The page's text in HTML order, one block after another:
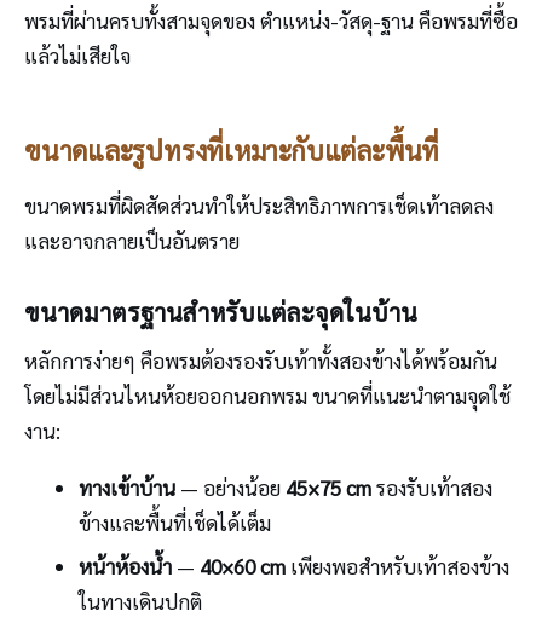
พรมที่ผ่านครบทั้งสามจุดของ ตำแหน่ง-วัสดุ-ฐาน คือพรมที่ซื้อ
แล้วไม่เสียใจ
ขนาดและรูปทรงที่เหมาะกับแต่ละพื้นที่
ขนาดพรมที่ผิดสัดส่วนทำให้ประสิทธิภาพการเช็ดเท้าลดลง
และอาจกลายเป็นอันตราย
ขนาดมาตรฐานสำหรับแต่ละจุดในบ้าน
หลักการง่ายๆ คือพรมต้องรองรับเท้าทั้งสองข้างได้พร้อมกัน
โดยไม่มีส่วนไหนห้อยออกนอกพรม ขนาดที่แนะนำตามจุดใช้
งาน:
ทางเข้าบ้าน— อย่างน้อย 45×75 cmรองรับเท้าสอง
ข้างและพื้นที่เช็ดได้เต็ม
หน้าห้องน้ำ— 40×60 cmเพียงพอสำหรับเท้าสองข้าง
ในทางเดินปกติ